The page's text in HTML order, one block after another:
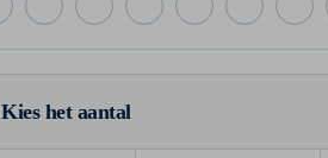
Kies het aantal